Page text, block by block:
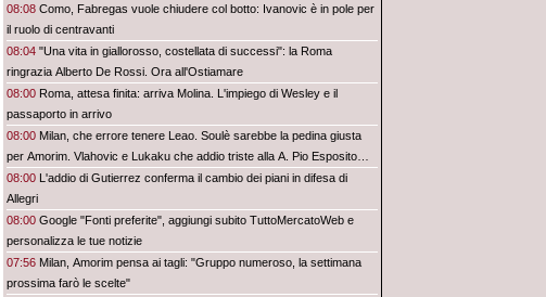
08:08 Como, Fabregas vuole chiudere col botto: Ivanovic è in pole per
il ruolo di centravanti
08:04 "Una vita in giallorosso, costellata di successi": la Roma
ringrazia Alberto De Rossi. Ora all'Ostiamare
08:00 Roma, attesa finita: arriva Molina. L'impiego di Wesley e il
passaporto in arrivo
08:00 Milan, che errore tenere Leao. Soulè sarebbe la pedina giusta
per Amorim. Vlahovic e Lukaku che addio triste alla A. Pio Esposito
può spostare il valore dell’Inter. Cosa chiedo a Zola
08:00 L'addio di Gutierrez conferma il cambio dei piani in difesa di
Allegri
08:00 Google "Fonti preferite", aggiungi subito TuttoMercatoWeb e
personalizza le tue notizie
07:56 Milan, Amorim pensa ai tagli: "Gruppo numeroso, la settimana
prossima farò le scelte"